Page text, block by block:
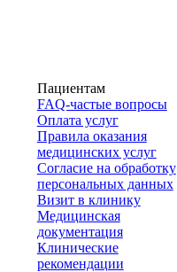
Пациентам
FAQ-частые вопросы
Оплата услуг
Правила оказания
медицинских услуг
Согласие на обработку
персональных данных
Визит в клинику
Медицинская
документация
Клинические
рекомендации